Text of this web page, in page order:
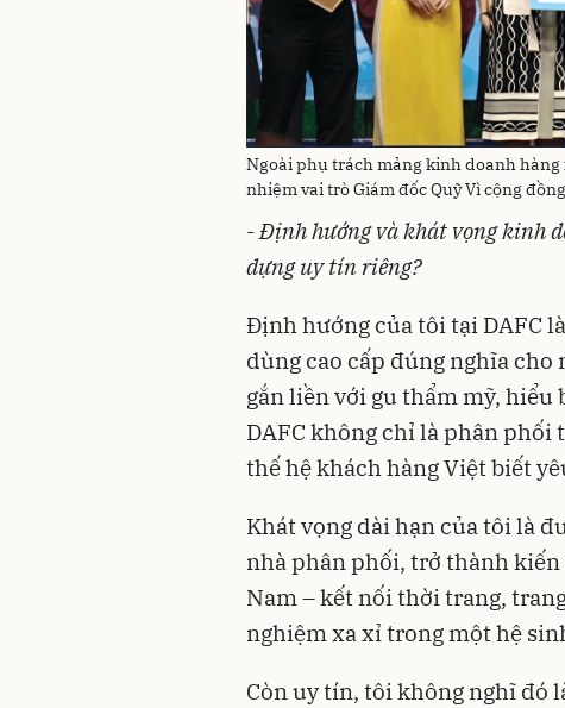
Ngoài phụ trách mảng kinh doanh hàng
nhiệm vai trò Giám đốc Quỹ Vì cộng
-Định hướng và khát vọng kinh
dựng uy tín riêng?
Định hướng của tôi tại DAFC
dùng cao cấp đúng nghĩa
gắn liền với gu thẩm mỹ, hiểu
DAFC không chỉ là phân
thế hệ khách hàng Việt biết
Khát vọng dài hạn của tôi là
nhà phân phối, trở thành kiến
Nam – kết nối thời trang,
nghiệm xa xỉ trong một hệ
Còn uy tín, tôi không nghĩ đó